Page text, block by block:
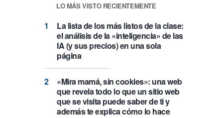
LO MÁS VISTO RECIENTEMENTE
La lista de los más listos de la clase:
el análisis de la «inteligencia» de las
IA (y sus precios) en una sola
página
«Mira mamá, sin cookies»: una web
que revela todo lo que un sitio web
que se visita puede saber de ti y
además te explica cómo lo hace